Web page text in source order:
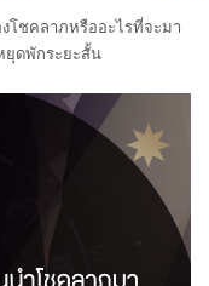
โชคลาภหรืออะไรที่จะมา
ยุดพักระยะสั้น